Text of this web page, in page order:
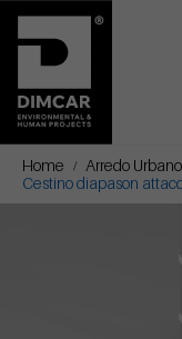
Home Arredo Urbano
Cestino diapason